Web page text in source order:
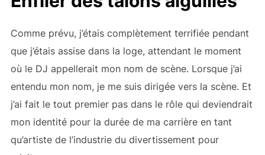
Comme prévu, j’étais complètement terrifiée pendant
que j’étais assise dans la loge, attendant le moment
où le DJ appellerait mon nom de scène. Lorsque j’ai
entendu mon nom, je me suis dirigée vers la scène. Et
j’ai fait le tout premier pas dans le rôle qui deviendrait
mon identité pour la durée de ma carrière en tant
qu’artiste de l’industrie du divertissement pour